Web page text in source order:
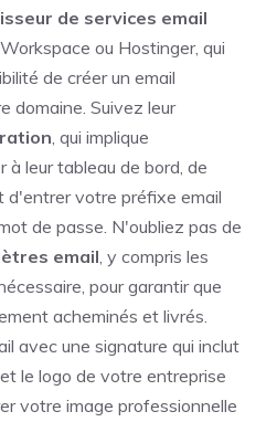
de services email
ou Hostinger, qui
de créer un email
domaine. Suivez leur
, qui implique
leur tableau de bord, de
d'entrer votre préfixe email
de passe. N'oubliez pas de
email , y compris les
pour garantir que
acheminés et livrés.
avec une signature qui inclut
le logo de votre entreprise
votre image professionnelle